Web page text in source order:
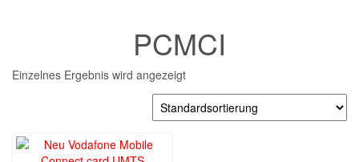
PCMCI
Einzelnes Ergebnis wird angezeigt